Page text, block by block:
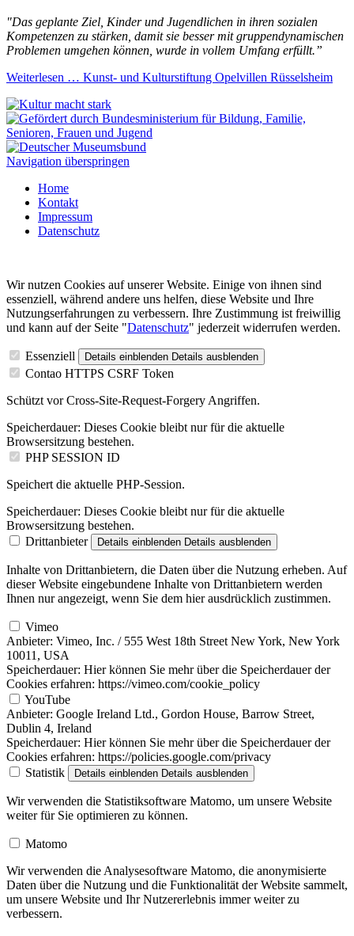
"Das geplante Ziel, Kinder und Jugendlichen in ihren sozialen
Kompetenzen zu stärken, damit sie besser mit gruppendynamischen
Problemen umgehen können, wurde in vollem Umfang erfüllt.”
Weiterlesen … Kunst- und Kulturstiftung Opelvillen Rüsselsheim
Navigation überspringen
Home
Kontakt
Impressum
Datenschutz
Wir nutzen Cookies auf unserer Website. Einige von ihnen sind
essenziell, während andere uns helfen, diese Website und Ihre
Nutzungserfahrungen zu verbessern. Ihre Zustimmung ist freiwillig
und kann auf der Seite "Datenschutz" jederzeit widerrufen werden.
Essenziell Details einblenden Details ausblenden
Contao HTTPS CSRF Token
Schützt vor Cross-Site-Request-Forgery Angriffen.
Speicherdauer: Dieses Cookie bleibt nur für die aktuelle
Browsersitzung bestehen.
PHP SESSION ID
Speichert die aktuelle PHP-Session.
Speicherdauer: Dieses Cookie bleibt nur für die aktuelle
Browsersitzung bestehen.
Drittanbieter
Details einblenden Details ausblenden
Inhalte von Drittanbietern, die Daten über die Nutzung erheben. Auf
dieser Website eingebundene Inhalte von Drittanbietern werden
Ihnen nur angezeigt, wenn Sie dem hier ausdrücklich zustimmen.
Vimeo
Anbieter: Vimeo, Inc. / 555 West 18th Street New York, New York
10011, USA
Speicherdauer: Hier können Sie mehr über die Speicherdauer der
Cookies erfahren: https://vimeo.com/cookie_policy
YouTube
Anbieter: Google Ireland Ltd., Gordon House, Barrow Street,
Dublin 4, Ireland
Speicherdauer: Hier können Sie mehr über die Speicherdauer der
Cookies erfahren: https://policies.google.com/privacy
Statistik
Details einblenden Details ausblenden
Wir verwenden die Statistiksoftware Matomo, um unsere Website
weiter für Sie optimieren zu können.
Matomo
Wir verwenden die Analysesoftware Matomo, die anonymisierte
Daten über die Nutzung und die Funktionalität der Website sammelt,
um unsere Website und Ihr Nutzererlebnis immer weiter zu
verbessern.